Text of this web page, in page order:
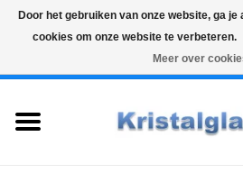
Door het gebruiken van onze website, ga
cookies om onze website te verbeteren.
Meer over